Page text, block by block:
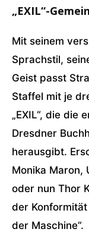
„EXIL“-
Mit seinem
Sprachstil,
Geist passt
Staffel mit je
„EXIL“, die die
Dresdner
herausgibt.
Monika Maron,
oder nun Thor
der
der Maschine“.